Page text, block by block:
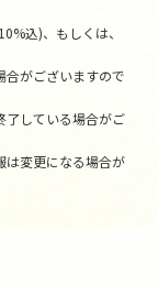
込)、もしくは、
がございますので
している場合がご
変更になる場合が